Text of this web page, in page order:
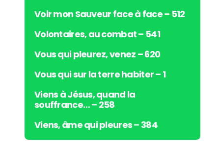
Voir mon Sauveur face à face – 512
Volontaires, au combat – 541
Vous qui pleurez, venez – 620
Vous qui sur la terre habiter – 1
Viens à Jésus, quand la
souffrance… – 258
Viens, âme qui pleures – 384